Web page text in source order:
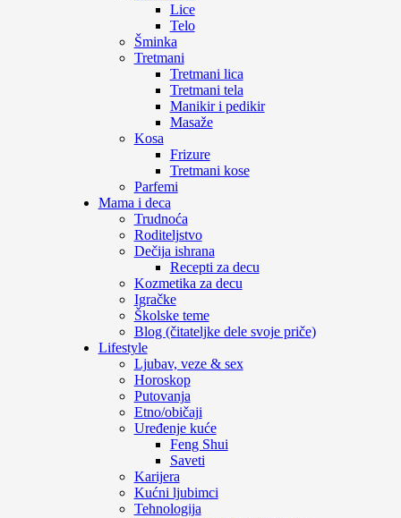
Lice
Telo
Šminka
Tretmani
Tretmani lica
Tretmani tela
Manikir i pedikir
Masaže
Kosa
Frizure
Tretmani kose
Parfemi
Mama i deca
Trudnoća
Roditeljstvo
Dečija ishrana
Recepti za decu
Kozmetika za decu
Igračke
Školske teme
Blog (čitateljke dele svoje priče)
Lifestyle
Ljubav, veze & sex
Horoskop
Putovanja
Etno/običaji
Uređenje kuće
Feng Shui
Saveti
Karijera
Kućni ljubimci
Tehnologija